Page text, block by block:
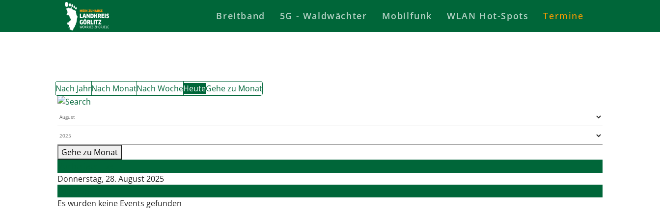
Breitband 5G - Waldwächter Mobilfunk WLAN Hot-Spots Termine
Nach JahrNach MonatNach WocheHeuteGehe zu Monat
Gehe zu Monat
Donnerstag, 28. August 2025
Es wurden keine Events gefunden